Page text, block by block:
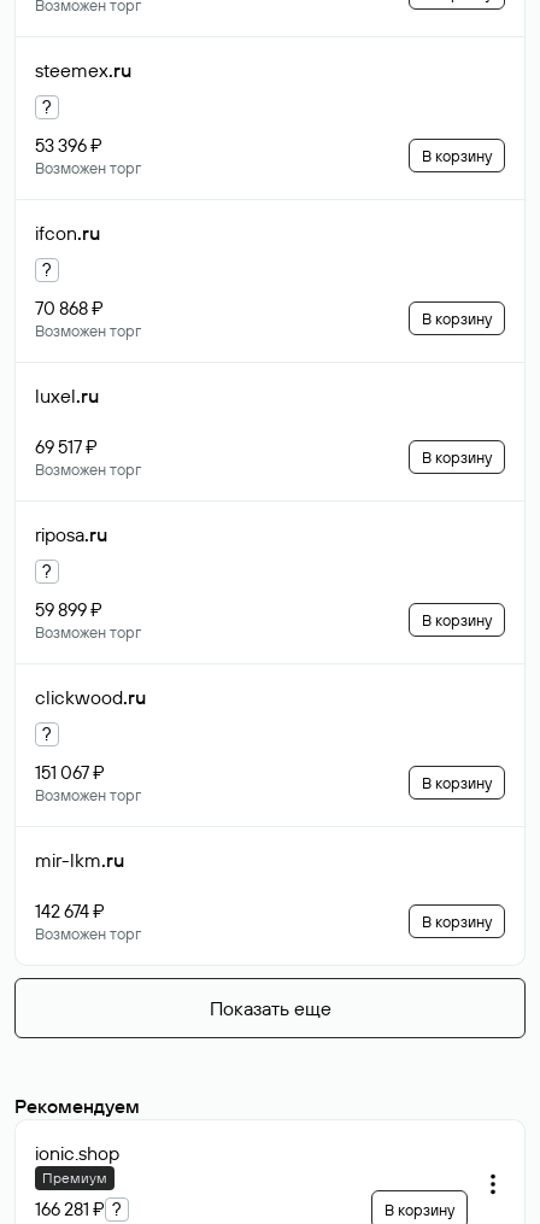
Возможен торг
steemex.ru
?
53 396 ₽
Возможен торг
В корзину
ifcon.ru
?
70 868 ₽
Возможен торг
В корзину
luxel.ru
69 517 ₽
Возможен торг
В корзину
riposa.ru
?
59 899 ₽
Возможен торг
В корзину
clickwood.ru
?
151 067 ₽
Возможен торг
В корзину
mir-lkm.ru
142 674 ₽
Возможен торг
В корзину
Показать еще
Рекомендуем
ionic.shop
Премиум
166 281 ₽ ? В корзину